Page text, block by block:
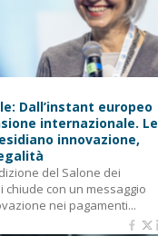
Dall’instant europeo
internazionale. Le
innovazione,
del Salone dei
chiude con un messaggio
nei pagamenti...